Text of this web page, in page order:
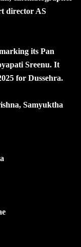
director AS
its Pan
Sreenu. It
for Dussehra.
Samyuktha